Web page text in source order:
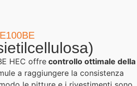
HEC offre controllo ottimale della
a raggiungere la consistenza